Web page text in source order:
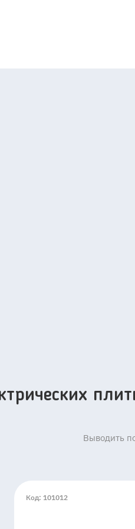
Выводить
Код: 101012